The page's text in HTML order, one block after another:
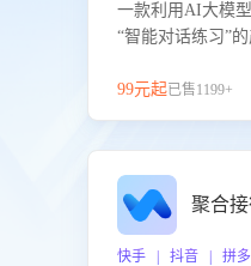
一款利用AI大模
“智能对话练习”
提升客服团队的销
99元起已售1199+
聚合
快手 | 抖音 | 拼